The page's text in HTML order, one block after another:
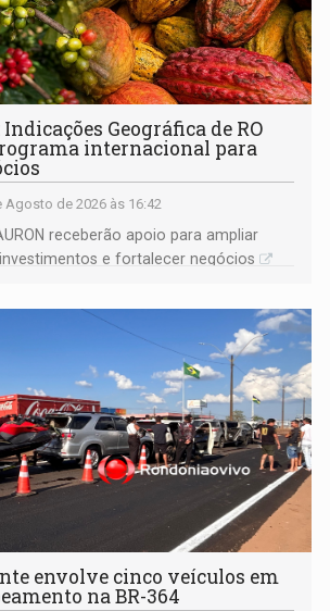
Geográfica de RO
internacional para
Agosto de 2026 às 16:42
receberão apoio para ampliar
e fortalecer negócios
envolve cinco veículos em
na BR-364